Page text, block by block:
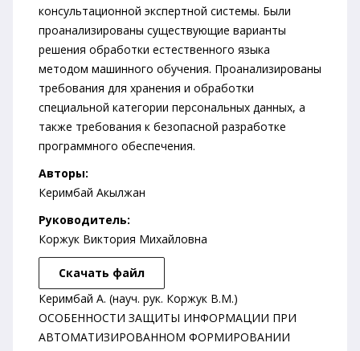
консультационной экспертной системы. Были
проанализированы существующие варианты
решения обработки естественного языка
методом машинного обучения. Проанализированы
требования для хранения и обработки
специальной категории персональных данных, а
также требования к безопасной разработке
программного обеспечения.
Авторы:
Керимбай Акылжан
Руководитель:
Коржук Виктория Михайловна
Скачать файл
Керимбай А. (науч. рук. Коржук В.М.)
ОСОБЕННОСТИ ЗАЩИТЫ ИНФОРМАЦИИ ПРИ
АВТОМАТИЗИРОВАННОМ ФОРМИРОВАНИИ